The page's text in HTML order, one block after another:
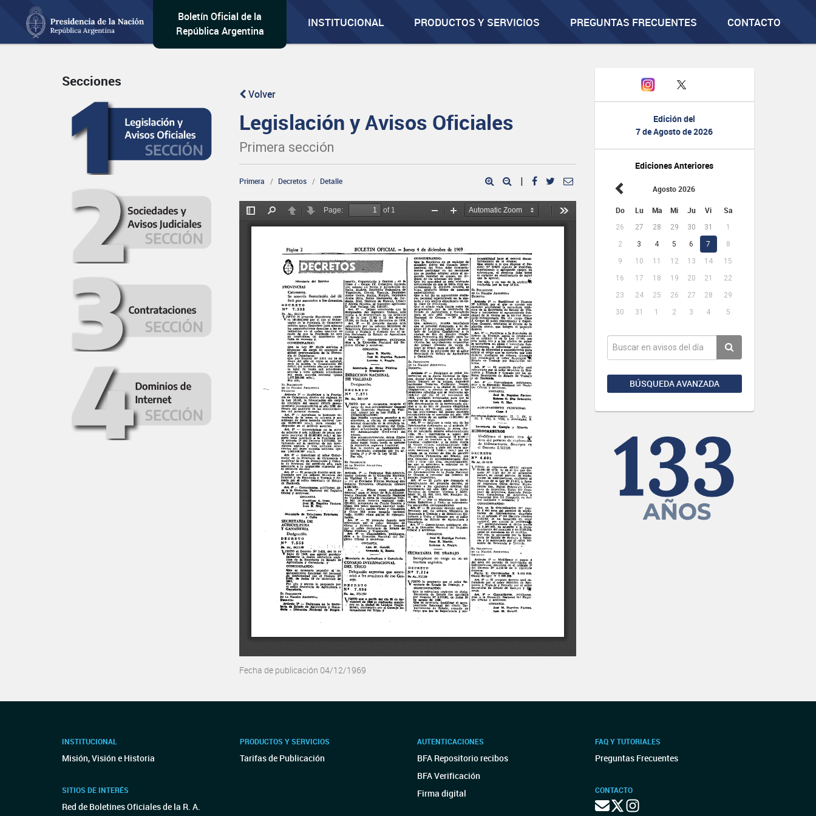
Boletín Oficial de la
República Argentina
INSTITUCIONAL PRODUCTOS Y SERVICIOS PREGUNTAS FRECUENTES CONTACTO
Edición del
7 de Agosto de 2026
Ediciones Anteriores
Agosto 2026
Do Lu Ma Mi Ju Vi Sa
26 27 28 29 30 31
1
2
3 4 5 6 7
8
9
10 11 12 13 14
15
16
17 18 19 20 21
22
23
24 25 26 27 28
29
30
31 1 2 3 4 5
BÚSQUEDA AVANZADA
Secciones
Volver
Legislación y Avisos Oficiales
Primera sección
Primera Decretos Detalle |
Fecha de publicación 04/12/1969
INSTITUCIONAL
Misión, Visión e Historia
SITIOS DE INTERÉS
Red de Boletines Oficiales de la R. A.
PRODUCTOS Y SERVICIOS
Tarifas de Publicación
AUTENTICACIONES
BFA Repositorio recibos
BFA Verificación
Firma digital
FAQ Y TUTORIALES
Preguntas Frecuentes
CONTACTO